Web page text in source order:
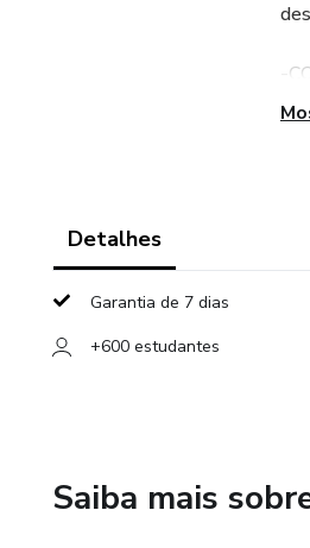
-
Detalhes
Garantia de 7 dias
+600 estudantes
Saiba mais